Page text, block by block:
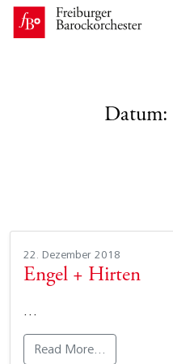
Datum:
22. Dezember 2018
Engel + Hirten
…
Read More…